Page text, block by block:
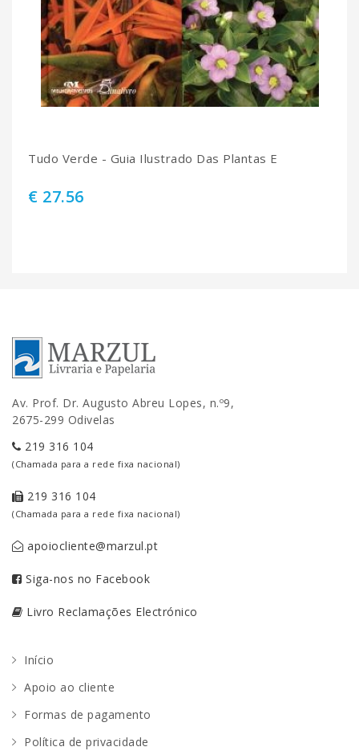
Tudo Verde - Guia Ilustrado Das Plantas E
€ 27.56
Av. Prof. Dr. Augusto Abreu Lopes, n.º9,
2675-299 Odivelas
219 316 104
(Chamada para a rede fixa nacional)
219 316 104
(Chamada para a rede fixa nacional)
apoiocliente@marzul.pt
Siga-nos no Facebook
Livro Reclamações Electrónico
Início
Apoio ao cliente
Formas de pagamento
Política de privacidade